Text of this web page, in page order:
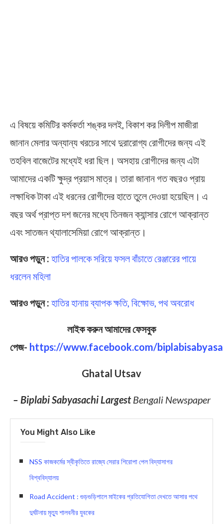
এ বিষয়ে কমিটির কর্মকর্তা শঙ্কর দলই, বিকাশ কর দিলীপ মাজীরা
জানান মেলার অন্যান্য খরচের সাথে দুরারোগ্য রোগীদের জন্য এই
তহবিল বাজেটের মধ্যেই ধরা ছিল। অসহায় রোগীদের জন্য এটা
আমাদের একটি ক্ষুদ্র প্রয়াস মাত্র। তারা জানান গত বছরও প্রায়
লক্ষাধিক টাকা এই ধরনের রোগীদের হাতে তুলে দেওয়া হয়েছিল। এ
বছর অর্থ প্রাপ্ত দশ জনের মধ্যে তিনজন ক্যান্সার রোগে আক্রান্ত
এবং সাতজন থ্যালাসেমিয়া রোগে আক্রান্ত।
আরও পড়ুন : হাতির পালকে সরিয়ে ফসল বাঁচাতে রেঞ্জারের পায়ে
ধরলেন মহিলা
আরও পড়ুন : হাতির হানায় ব্যাপক ক্ষতি, বিক্ষোভ, পথ অবরোধ
লাইক করুন আমাদের ফেসবুক
পেজ- https://www.facebook.com/
Ghatal Utsav
– Biplabi Sabyasachi LargestBengali Newspaper
You Might Also Like
NSS কাজকর্মের স্বীকৃতিতে রাজ্যে সেরার শিরোপা পেল বিদ্যাসাগর
বিশ্ববিদ্যালয়
Road Accident : গুড়গুড়িপালে মাইকের প্রতিযোগিতা দেখতে আসার পথে
দুর্ঘটনায় মৃত্যু শালবনীর যুবকের